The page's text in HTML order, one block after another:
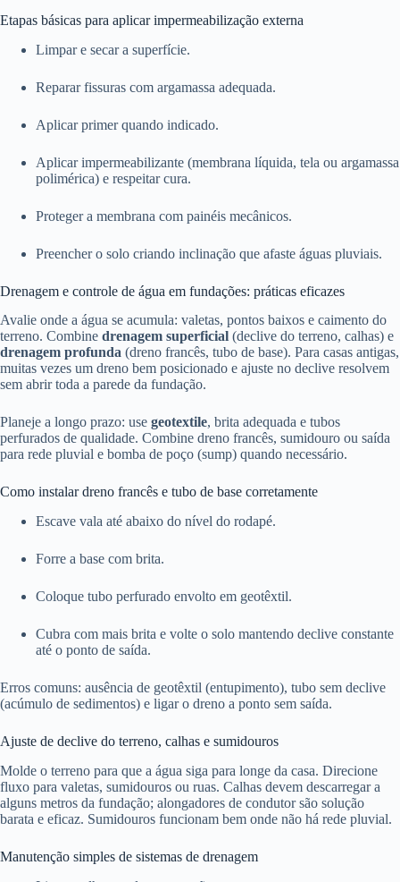
Etapas básicas para aplicar impermeabilização externa
Limpar e secar a superfície.
Reparar fissuras com argamassa adequada.
Aplicar primer quando indicado.
Aplicar impermeabilizante (membrana líquida, tela ou argamassa
polimérica) e respeitar cura.
Proteger a membrana com painéis mecânicos.
Preencher o solo criando inclinação que afaste águas pluviais.
Drenagem e controle de água em fundações: práticas eficazes
Avalie onde a água se acumula: valetas, pontos baixos e caimento do
terreno. Combine drenagem superficial (declive do terreno, calhas) e
drenagem profunda (dreno francês, tubo de base). Para casas antigas,
muitas vezes um dreno bem posicionado e ajuste no declive resolvem
sem abrir toda a parede da fundação.
Planeje a longo prazo: use geotextile, brita adequada e tubos
perfurados de qualidade. Combine dreno francês, sumidouro ou saída
para rede pluvial e bomba de poço (sump) quando necessário.
Como instalar dreno francês e tubo de base corretamente
Escave vala até abaixo do nível do rodapé.
Forre a base com brita.
Coloque tubo perfurado envolto em geotêxtil.
Cubra com mais brita e volte o solo mantendo declive constante
até o ponto de saída.
Erros comuns: ausência de geotêxtil (entupimento), tubo sem declive
(acúmulo de sedimentos) e ligar o dreno a ponto sem saída.
Ajuste de declive do terreno, calhas e sumidouros
Molde o terreno para que a água siga para longe da casa. Direcione
fluxo para valetas, sumidouros ou ruas. Calhas devem descarregar a
alguns metros da fundação; alongadores de condutor são solução
barata e eficaz. Sumidouros funcionam bem onde não há rede pluvial.
Manutenção simples de sistemas de drenagem